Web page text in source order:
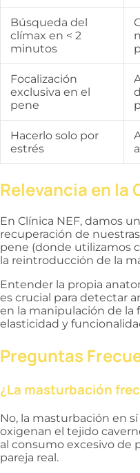
Búsqueda del
clímax en < 2
minutos
Focalización
exclusiva en el
pene
Hacerlo solo por
estrés
Relevancia en la
En Clínica NEF, damos
recuperación de
pene (donde utilizamos
la reintroducción de la
Entender la propia
es crucial para detectar
en la manipulación de la
elasticidad y
Preguntas
¿La masturbación
No, la masturbación en
oxigenan el tejido
al consumo excesivo de
pareja real.